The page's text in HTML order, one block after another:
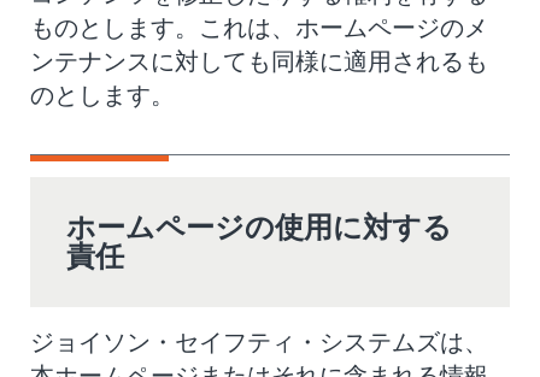
ものとします。これは、ホームページのメ
ンテナンスに対しても同様に適用されるも
のとします。
ホームページの使用に対する
責任
ジョイソン・セイフティ・システムズは、